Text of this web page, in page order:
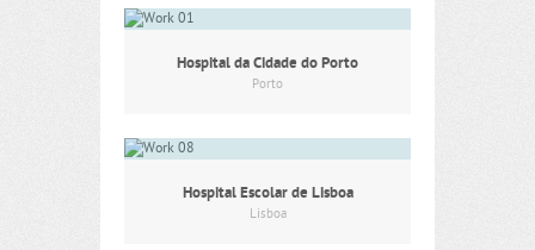
Hospital da Cidade do Porto
Porto
Hospital Escolar de Lisboa
Lisboa